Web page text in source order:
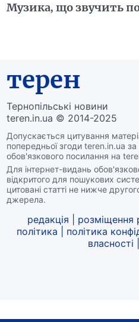
Музика, що звучить
терен
Тернопільські новини
teren.in.ua © 2014-2025
Допускається цитування
попередньої згоди teren.in.ua
обов'язкового посилання на
Для інтернет-видань
відкритого для пошукових
цитовані статті не нижче
джерела.
редакція розміщення
політика
політика
власності